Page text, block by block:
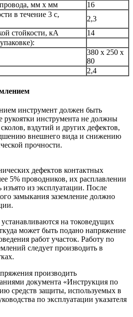
провода, мм x мм
16
в течение 3 с,
2,3
стойкости, кА
14
380 x 250 x
80
2,4
инструмент должен быть
инструмента не должны
вздутий и других дефектов,
внешнего вида и снижению
прочности.
дефектов контактных
5% проводников, их расплавлении
из эксплуатации. После
замыкания заземление должно
на токоведущих
может быть подано напряжение
работ участок. Работу по
следует производить в
производить
документа «Инструкция по
средств защиты, используемых в
по эксплуатации указателя